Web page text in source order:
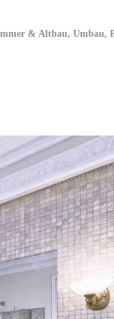
& Altbau, Umbau,